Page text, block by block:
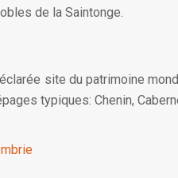
de la Saintonge.
site du patrimoine
typiques: Chenin,